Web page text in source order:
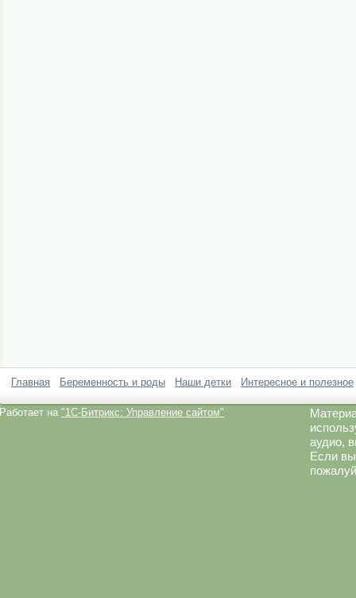
Главная Беременность и роды Наши детки Интересное и полезное
Работает на "1C-Битрикс: Управление сайтом"
аудио,
Если вы